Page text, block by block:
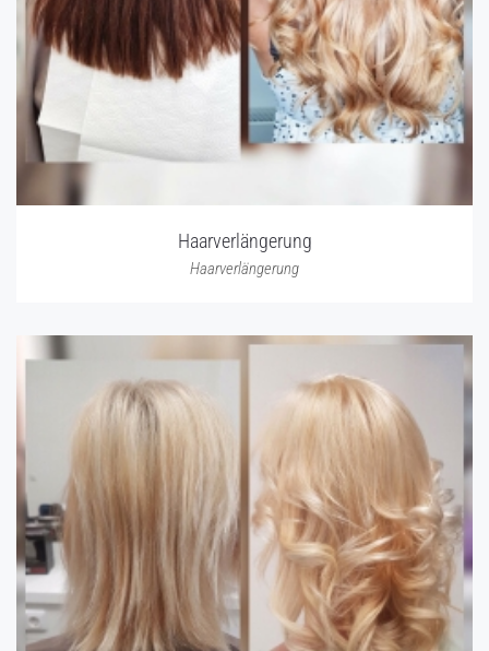
Haarverlängerung
Haarverlängerung